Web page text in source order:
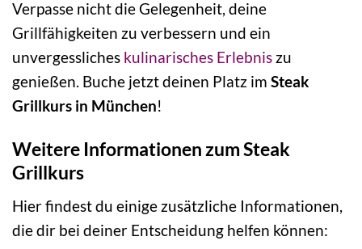
Verpasse nicht die Gelegenheit, deine
Grillfähigkeiten zu verbessern und ein
unvergessliches kulinarisches Erlebnis zu
genießen. Buche jetzt deinen Platz im Steak
Grillkurs in München!
Weitere Informationen zum Steak
Grillkurs
Hier findest du einige zusätzliche Informationen,
die dir bei deiner Entscheidung helfen können: